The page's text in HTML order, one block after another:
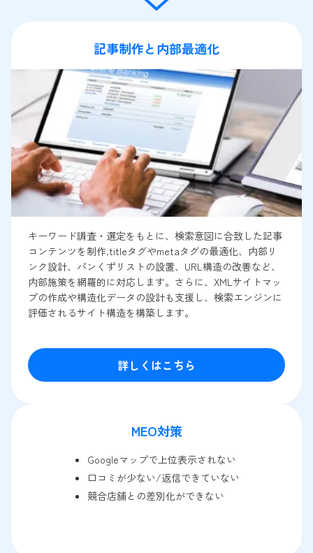
記事制作と内部最適化
キーワード調査・選定をもとに、検索意図に合致した記事
コンテンツを制作.titleタグやmetaタグの最適化、内部リ
ンク設計、パンくずリストの設置、URL構造の改善など、
内部施策を網羅的に対応します。さらに、XMLサイトマッ
プの作成や構造化データの設計も支援し、検索エンジンに
評価されるサイト構造を構築します。
詳しくはこちら
MEO対策
Googleマップで上位表示されない
口コミが少ない/返信できていない
競合店舗との差別化ができない